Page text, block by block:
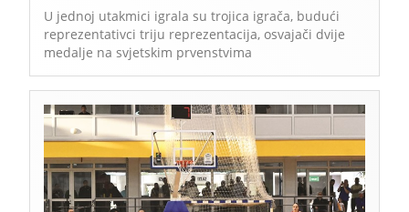
U jednoj utakmici igrala su trojica igrača, budući
reprezentativci triju reprezentacija, osvajači dvije
medalje na svjetskim prvenstvima